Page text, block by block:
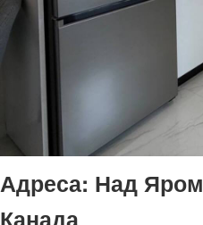
Адреса: Над Яром